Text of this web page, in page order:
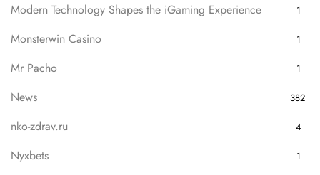
Modern Technology Shapes the iGaming Experience 1
Monsterwin Casino 1
Mr Pacho 1
News 382
nko-zdrav.ru 4
Nyxbets 1